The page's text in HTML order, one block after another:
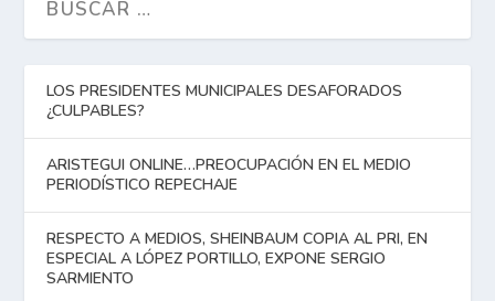
LOS PRESIDENTES MUNICIPALES DESAFORADOS
¿CULPABLES?
ARISTEGUI ONLINE…PREOCUPACIÓN EN EL MEDIO
PERIODÍSTICO REPECHAJE
RESPECTO A MEDIOS, SHEINBAUM COPIA AL PRI, EN
ESPECIAL A LÓPEZ PORTILLO, EXPONE SERGIO
SARMIENTO